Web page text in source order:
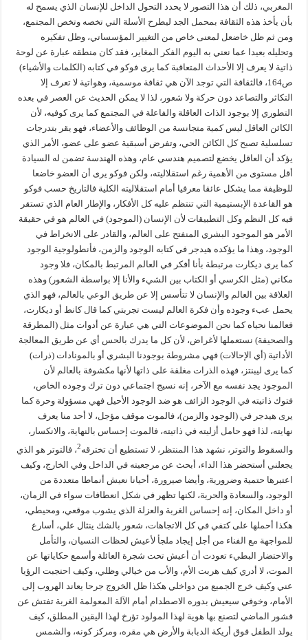
المغربي، ذلك أن هذا التصور لا يحدد التحول الداخل للإنسان الذي يسمح له
بأن يأخذ هذه الثقافة بمحمل الجد ليطرح الأسلة التي تخصه وتخص المجتمع،
ومن ثم ظل خاضعل لمعنى خاص من التغيير المؤسساتي، وظل تفكيره
وتحليله بعيدا عما نعني به اليوم الفكر المغاير، فقد كان منطقه عبارة عن لوحة
ذاتية لا يعرف إلا الأحداث المتعاقبة كما يرى فوكو في كتابه (الكلمات والأشياء)
ص164، فالثقافة التي توجد الآن هي ثقافة موسمية، وهواتية لا تعرف إلا
التكاثر والتصاعد دون حركة ولا شعور، لذا لا يمكن الحديث عن العصر في بعده
التطوري إلا بوجود الذات العاقلة والفاعلة في المجتمع كما يرى كوفيه، لأن
الكائن العاقل ليس كمية متجانسة من الوظائف والأعضاء، فهو يقر بتدرجات
تسلسلية تصبح كل الكائن الحي، وتفرض أسبقية عضو على عضو، الأمر الذي
يؤكد أن العاقل يخضع لتصميم هندسي عام، وهذه الهندسة تضمن له السيادة
أقل مستوى من الأهمية رغم استقلاليته، ولكن فوكو يرى أن العضو خاضعا
للوظيفة مما يشكل عائقا معرفيا أمام استقلاليته الكلية فالتاريخ حسب فوكو
هو القاعدة الإبستيمية التي تنتظم عليه كل الأفكار، والإطار العام الذي تستقر
فيه كل النظم وكل التطبيقات لأن الإنسان (الموجود) في العالم هو في حقيقة
الأمر هو الموجود البشري المنفتح على العالم، والقادر على الانخراط في
الوجود، وهذا ما يؤكده هيدجر في كتابه الوجود والزمن، فأنطولوجية الوجود
كما يرى ديكارت مرتبطة بأنا أفكر في العالم المرتبط بالمكان، فلا وجود
مكاني (مثل الكرسي أو الكتاب بين الشيء والأنا إلا بواسطة الشعور) وهذه
العلاقة بين العالم والإنسان لا تتأسس إلا عن طريق الوعي بالعالم، فهو الذي
يحمل عبء وجوده وأن فكرة العالم ليست تجربتي كما قال كانط أو ديكارت،
فعالمنا نحياه كما نحن الموضوعات التي هي عبارة عن أدوات مثل (المطرقة
والصحيفة) نستعملها لأغراض، لأن كل ما يدرك بالحس أي عن طريق المعالجة
الأداتية (أي الإحالات) فهي مشروطة بوجودنا البشري أو بالمونادات (ذرات)
كما يرى ليبنتز، فهذه الذرات مغلقة على ذاتها لأنها مكشوفة بالعالم لأن
الموجود يجد نفسه مع الآخر، إنه نسيج اجتماعي دون ترك وجوده الخاص،
فتوك ذاتيته في الوجود الزائف هو ضد الوجود الأحيل فهي مسؤولة وحرة كما
يرى هيدجر في (الوجود والزمن)، فالموت موقف مؤجل، لا أحد منا يعرف
نهايته، لذا فهو حامل أزليته في ذاتيته، فالموت إحساس بالنهاية، والانكسار،
والسقوط والتوتر، نشهد هذا المنتظر، لا تستطيع أن تخترقه2، فالتوتر هو الذي
يجعلني أستحضر هذا الداء، أبحث عن مرجعيته في الداخل وفي الخارج، وكيف
اعتبرها حتمية وضرورية، وأيضا صيرورة، أحيانا نعيش أنماطا متعددة من
الوجود، والسعادة والحرية، لكنها تظهر في شكل انعطافات سواء في الزمان،
أو داخل المكان، إنه إحساس الغربة والعزلة الذي يشوب موقعي، ومحيطي،
هكذا أحملها على كتفي في كل الاتجاهات، شعور بالشك ينثال علي، أسارع
للمواجهة مع الفناء من أجل إيجاد ملجأ لأعيش لحظات النسيان، والتأمل
والاحتضار البطيء تعودت أن أعيش تحت شجرة العائلة وأسمع حكاياتها عن
الموت، لا أدري كيف هربت الأم، والأب من خيالي وظلي، وكيف احتجبت الرؤيا
عني وكيف خرج الجميع من دواخلي هكذا ظل الخروج جرحا يعاند الهروب إلى
الأمام، وخوفي سيعيش بدوره الاصطدام أمام الآلة المعولمة الغربة تفتش عن
قشور الماضي لتصنع بها هوية لهذا المولود تؤرخ لهذا اليقين المطلق، كيف
يولد الطفل فوق أريكة الدبابة والأرض هي مقره، ومركز كونه، والشمس